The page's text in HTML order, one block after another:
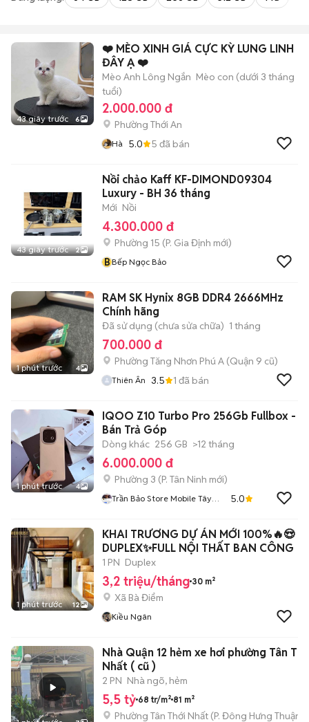
43 giây trước 6
❤️ MÈO XINH GIÁ CỰC KỲ LUNG LINH
ĐÂY Ạ ❤️
Mèo Anh Lông Ngắn Mèo con (dưới 3 tháng
tuổi)
2.000.000 đ
Phường Thới An
Hà 5.0 5 đã bán
43 giây trước 2
Nồi chảo Kaff KF-DIMOND09304
Luxury - BH 36 tháng
Mới Nồi
4.300.000 đ
Phường 15 (P. Gia Định mới)
BBếp Ngọc Bảo
1 phút trước 4
RAM SK Hynix 8GB DDR4 2666MHz
Chính hãng
Đã sử dụng (chưa sửa chữa) 1 tháng
700.000 đ
Phường Tăng Nhơn Phú A (Quận 9 cũ)
Thiên Ân 3.5 1 đã bán
1 phút trước 4
IQOO Z10 Turbo Pro 256Gb Fullbox -
Bán Trả Góp
Dòng khác 256 GB >12 tháng
6.000.000 đ
Phường 3 (P. Tân Ninh mới)
Trần Bảo Store Mobile Tây
5.0
1 phút trước 12
KHAI TRƯƠNG DỰ ÁN MỚI 100%🔥😍
DUPLEX✨FULL NỘI THẤT BAN CÔNG
1 PN Duplex
3,2 triệu/tháng 30 m²
Xã Bà Điểm
Kiều Ngân
Nhà Quận 12 hẻm xe hơi phường Tân
Nhất ( cũ )
2 PN Nhà ngõ, hẻm
5,5 tỷ 68 tr/m² 81 m²
Phường Tân Thới Nhất (P. Đông Hưng Thuận